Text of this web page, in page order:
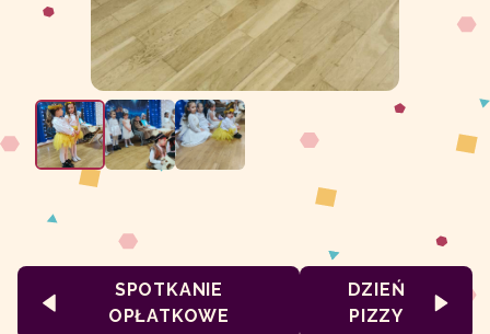
SPOTKANIE
OPŁATKOWE
DZIEŃ
PIZZY